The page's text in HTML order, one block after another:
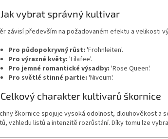
vybrat správný kultivar
závisí především na požadovaném efektu a velikosti
Pro půdopokryvný růst: 'Frohnleiten'.
Pro výrazné květy: 'Lilafee'.
Pro jemné romantické výsadby: 'Rose Queen'.
Pro světlé stinné partie: 'Niveum'.
charakter kultivarů škornice
škornice spojuje vysoká odolnost, dlouhověkost a
vzhledu listů a intenzitě rozrůstání. Díky tomu lze